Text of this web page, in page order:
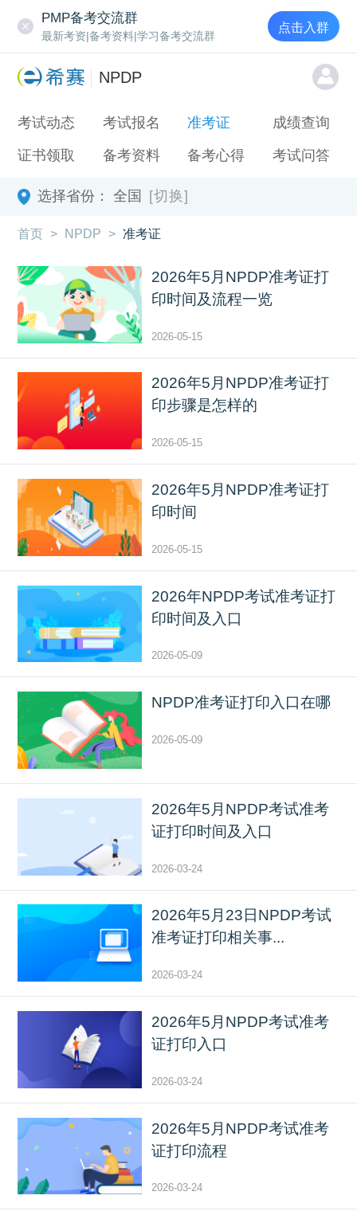
PMP备考交流群
最新考资|备考资料|学习备考交流群
点击入群
NPDP
考试动态 考试报名 准考证 成绩查询
证书领取 备考资料 备考心得 考试问答
选择省份： 全国 [切换]
首页 > NPDP > 准考证
2026年5月NPDP准考证打
印时间及流程一览
2026-05-15
2026年5月NPDP准考证打
印步骤是怎样的
2026-05-15
2026年5月NPDP准考证打
印时间
2026-05-15
2026年NPDP考试准考证打
印时间及入口
2026-05-09
NPDP准考证打印入口在哪
2026-05-09
2026年5月NPDP考试准考
证打印时间及入口
2026-03-24
2026年5月23日NPDP考试
准考证打印相关事...
2026-03-24
2026年5月NPDP考试准考
证打印入口
2026-03-24
2026年5月NPDP考试准考
证打印流程
2026-03-24